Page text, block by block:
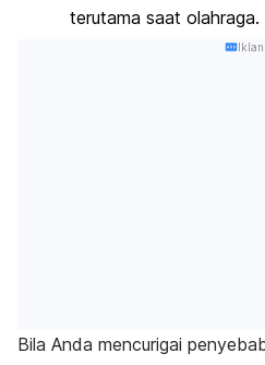
terutama saat olahraga.
Iklan
Bila Anda mencurigai